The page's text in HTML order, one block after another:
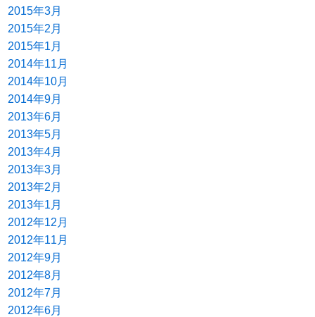
2015年3月
2015年2月
2015年1月
2014年11月
2014年10月
2014年9月
2013年6月
2013年5月
2013年4月
2013年3月
2013年2月
2013年1月
2012年12月
2012年11月
2012年9月
2012年8月
2012年7月
2012年6月